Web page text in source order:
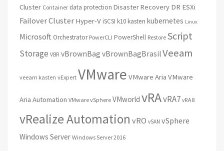
Cluster Container data protection Disaster Recovery DR ESXi
Failover Cluster Hyper-V iSCSI k10 kasten kubernetes Linux
Microsoft Orchestrator PowerCLI PowerShell Restore Script
Storage VBR vBrownBag vBrownBagBrasilVeeam
veeam kasten vExpert VMware VMware Aria VMware
Aria Automation VMware vSphere VMworld vRAvRA7 vRA 8
vRealize Automation vRO vSAN vSphere
Windows Server Windows Server 2016